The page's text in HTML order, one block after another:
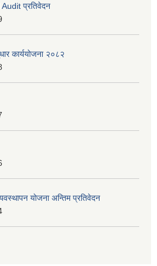
प्रतिवेदन
कार्ययोजना २०८२
योजना अन्तिम प्रतिवेदन